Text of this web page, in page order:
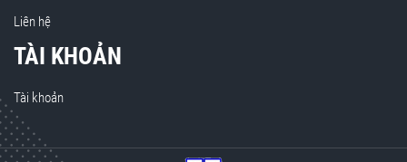
Liên hệ
TÀI KHOẢN
Tài khoản